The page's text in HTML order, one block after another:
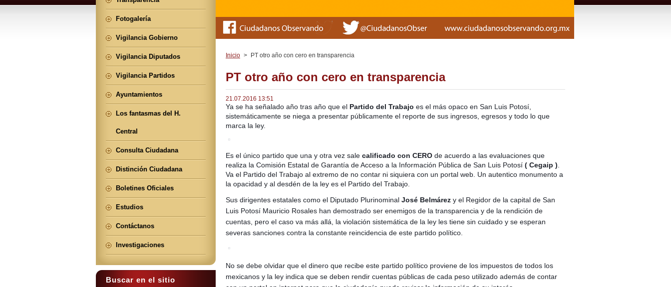
Inicio > PT otro año con cero en transparencia
PT otro año con cero en transparencia
21.07.2016 13:51
Ya se ha señalado año tras año que el Partido del Trabajo es el más opaco en San Luis Potosí,
sistemáticamente se niega a presentar públicamente el reporte de sus ingresos, egresos y todo lo que
marca la ley.
Es el único partido que una y otra vez sale calificado con CERO de acuerdo a las evaluaciones que
realiza la Comisión Estatal de Garantía de Acceso a la Información Pública de San Luis Potosí ( Cegaip )
Va el Partido del Trabajo al extremo de no contar ni siquiera con un portal web. Un autentico monumento a
la opacidad y al desdén de la ley es el Partido del Trabajo.
Sus dirigentes estatales como el Diputado Plurinominal José Belmárez y el Regidor de la capital de San
Luis Potosí Mauricio Rosales han demostrado ser enemigos de la transparencia y de la rendición de
cuentas, pero el caso va más allá, la violación sistemática de la ley les tiene sin cuidado y se esperan
severas sanciones contra la constante reincidencia de este partido político.
No se debe olvidar que el dinero que recibe este partido político proviene de los impuestos de todos los
mexicanos y la ley indica que se deben rendir cuentas públicas de cada peso utilizado además de contar
Fotogalería
Vigilancia Gobierno
Vigilancia Diputados
Vigilancia Partidos
Ayuntamientos
Los fantasmas del H.
Central
Consulta Ciudadana
Distinción Ciudadana
Boletines Oficiales
Estudios
Contáctanos
Investigaciones
Buscar en el sitio